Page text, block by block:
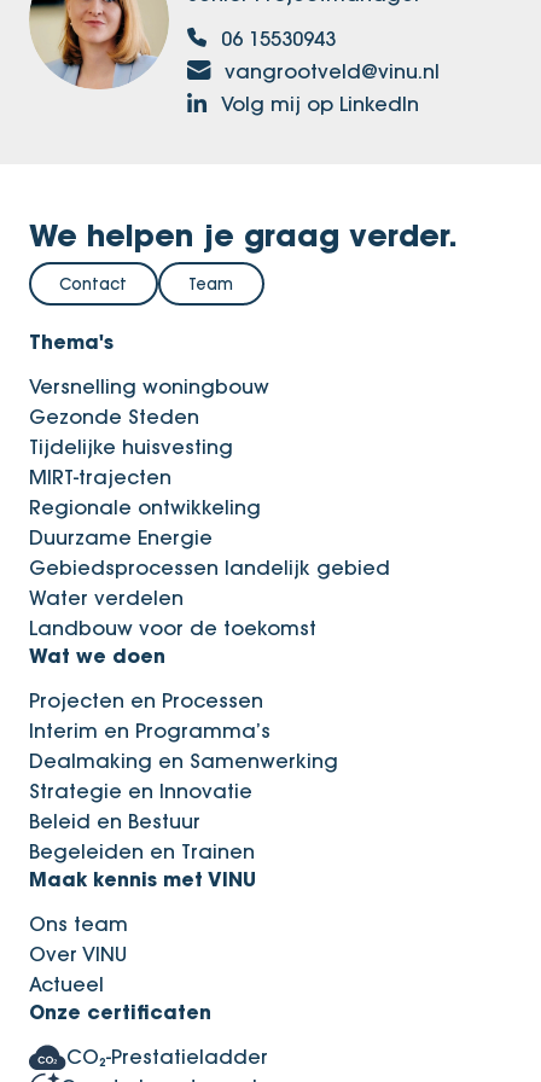
06 15530943
vangrootveld@vinu.nl
Volg mij op LinkedIn
We helpen je graag verder.
Contact Team
Thema's
Versnelling woningbouw
Gezonde Steden
Tijdelijke huisvesting
MIRT-trajecten
Regionale ontwikkeling
Duurzame Energie
Gebiedsprocessen landelijk gebied
Water verdelen
Landbouw voor de toekomst
Wat we doen
Projecten en Processen
Interim en Programma’s
Dealmaking en Samenwerking
Strategie en Innovatie
Beleid en Bestuur
Begeleiden en Trainen
Maak kennis met VINU
Ons team
Over VINU
Actueel
Onze certificaten
CO₂-Prestatieladder